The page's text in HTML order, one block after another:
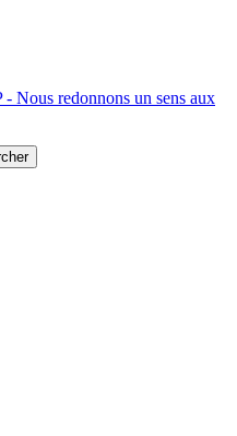
Nous redonnons un sens aux